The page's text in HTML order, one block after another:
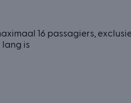
16 passagiers,
lang is